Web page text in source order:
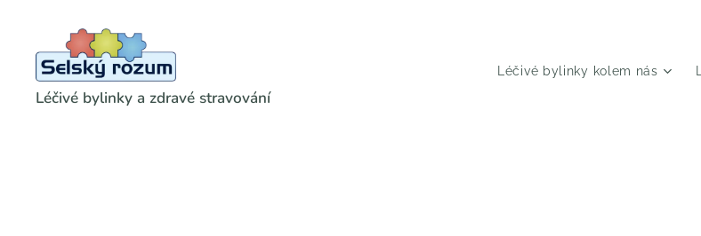
Léčivé bylinky a zdravé stravování
Léčivé bylinky kolem nás